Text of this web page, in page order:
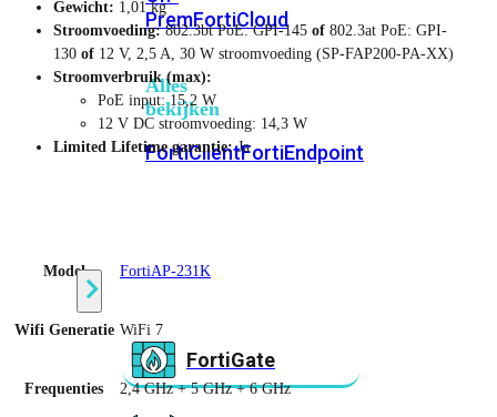
PremFortiCloud
Alles
bekijken
FortiClientFortiEndpoint
FortiGate
Gewicht: 1,01 kg
Stroomvoeding:802.3bt PoE: GPI-145 of 802.3at PoE: GPI-
130 of 12 V, 2,5 A, 30 W stroomvoeding (SP-FAP200-PA-XX)
Stroomverbruik (max):
PoE input: 15,2 W
12 V DC stroomvoeding: 14,3 W
Limited Lifetime garantie:Ja
Model FortiAP-231K
Wifi Generatie WiFi 7
Frequenties 2,4 GHz + 5 GHz + 6 GHz